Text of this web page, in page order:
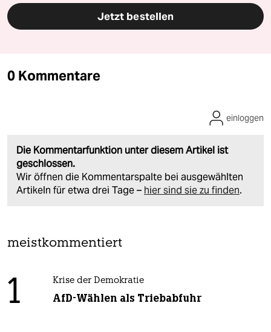
Jetzt bestellen
0 Kommentare
Die Kommentarfunktion unter diesem Artikel ist
geschlossen.
Wir öffnen die Kommentarspalte bei ausgewählten
Artikeln für etwa drei Tage – hier sind sie zu finden.
einloggen
meistkommentiert
1 Krise der Demokratie
AfD-Wählen als Triebabfuhr